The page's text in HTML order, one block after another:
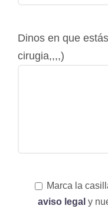
Dinos en que
cirugia,,,,)
Marca la
aviso legal y